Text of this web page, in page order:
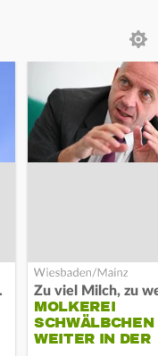
MOLKEREI
SCHWÄLBCHEN
WEITER IN DER